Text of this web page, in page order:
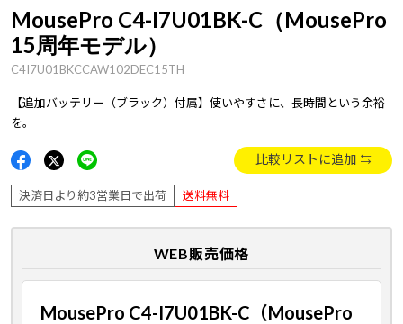
MousePro C4-I7U01BK-C（MousePro
15周年モデル）
C4I7U01BKCCAW102DEC15TH
【追加バッテリー（ブラック）付属】使いやすさに、長時間という余裕
を。
比較リストに追加
決済日より約3営業日で出荷 送料無料
WEB販売価格
MousePro C4-I7U01BK-C（MousePro